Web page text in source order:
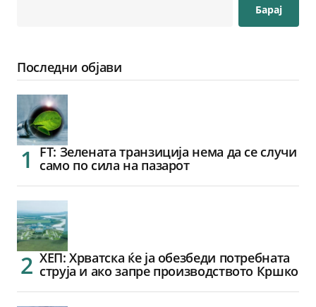
Барај
Последни објави
FT: Зелената транзиција нема да се случи
само по сила на пазарот
ХЕП: Хрватска ќе ја обезбеди потребната
струја и ако запре производството Кршко